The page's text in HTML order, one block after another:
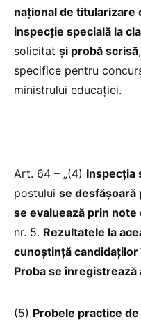
național de titularizare
inspecție specială la
solicitat și probă scrisă
specifice pentru
ministrului educației.
Art. 64 – „(4) Inspecţia
postului se desfăşoară
se evaluează prin note
nr. 5. Rezultatele la
cunoştinţă
Proba se înregistrează
(5) Probele practice